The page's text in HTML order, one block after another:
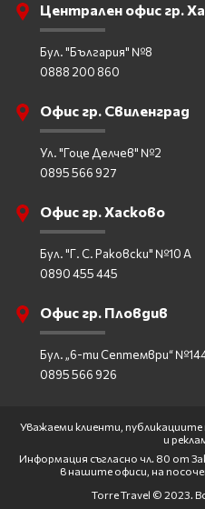
Централен офис гр.
Бул. "България" №8
0888 200 860
Офис гр. Свиленград
Ул. "Гоце Делчев" №2
0895 566 927
Офис гр. Хасково
Бул. "Г. С. Раковски" №10 А
0890 455 445
Офис гр. Пловдив
Бул. „6-ти Септември“
0895 566 926
Уважаеми клиенти,
и
Информация съгласно чл. 80 от
в нашите офиси, на
Torre Travel © 2023.